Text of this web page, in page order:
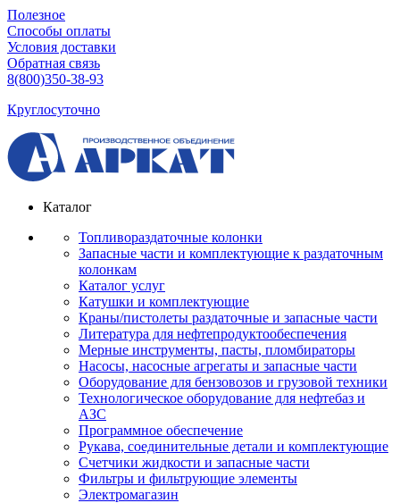
Полезное
Способы оплаты
Условия доставки
Обратная связь
8(800)350-38-93
Круглосуточно
Каталог
Топливораздаточные колонки
Запасные части и комплектующие к раздаточным
колонкам
Каталог услуг
Катушки и комплектующие
Краны/пистолеты раздаточные и запасные части
Литература для нефтепродуктообеспечения
Мерные инструменты, пасты, пломбираторы
Насосы, насосные агрегаты и запасные части
Оборудование для бензовозов и грузовой техники
Технологическое оборудование для нефтебаз и
АЗС
Программное обеспечение
Рукава, соединительные детали и комплектующие
Счетчики жидкости и запасные части
Фильтры и фильтрующие элементы
Электромагазин